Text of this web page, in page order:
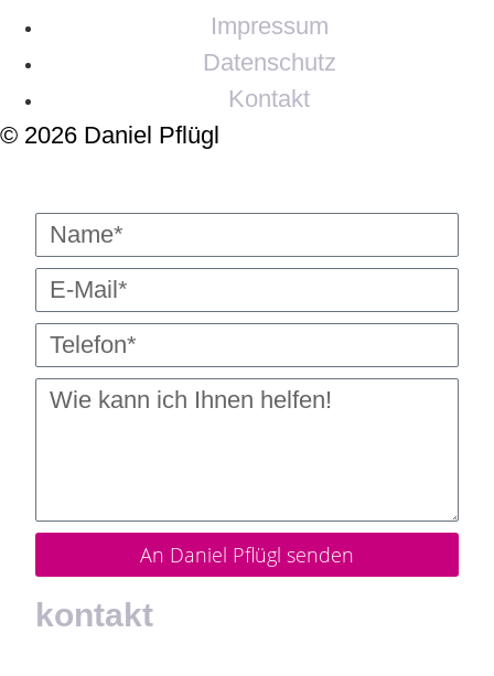
Impressum
Datenschutz
Kontakt
© 2026 Daniel Pflügl
An Daniel Pflügl senden
kontakt